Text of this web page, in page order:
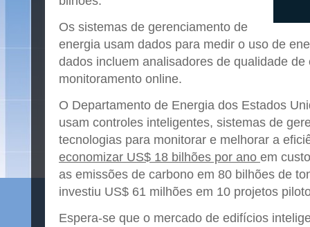
Os sistemas de gerenciamento de
energia usam dados para medir o uso de
dados incluem analisadores de qualidade
monitoramento online.
O Departamento de Energia dos Estados
usam controles inteligentes, sistemas de
tecnologias para monitorar e melhorar a
economizar US$ 18 bilhões por ano em
as emissões de carbono em 80 bilhões de
investiu US$ 61 milhões em 10 projetos
Espera-se que o mercado de edifícios